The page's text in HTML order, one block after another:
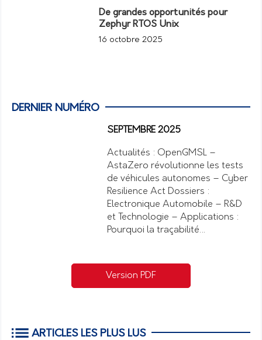
De grandes opportunités pour
Zephyr RTOS Unix
16 octobre 2025
DERNIER NUMÉRO
SEPTEMBRE 2025
Actualités : OpenGMSL –
AstaZero révolutionne les tests
de véhicules autonomes – Cyber
Resilience Act Dossiers :
Electronique Automobile – R&D
et Technologie – Applications :
Pourquoi la traçabilité…
Version PDF
ARTICLES LES PLUS LUS